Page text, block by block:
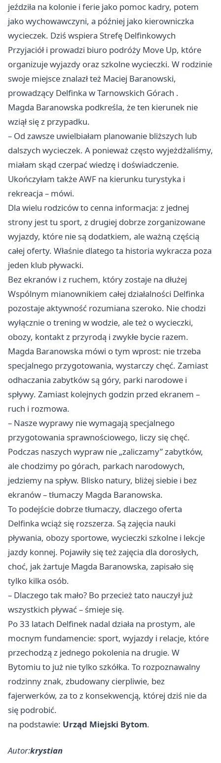
jeździła na kolonie i ferie jako pomoc kadry, potem
jako wychowawczyni, a później jako kierowniczka
wycieczek. Dziś wspiera Strefę Delfinkowych
Przyjaciół i prowadzi biuro podróży Move Up, które
organizuje wyjazdy oraz szkolne wycieczki. W rodzinie
swoje miejsce znalazł też Maciej Baranowski,
prowadzący Delfinka wTarnowskich Górach .
Magda Baranowska podkreśla, że ten kierunek nie
wziął się z przypadku.
– Od zawsze uwielbiałam planowanie bliższych lub
dalszych wycieczek. A ponieważ często wyjeżdżaliśmy,
miałam skąd czerpać wiedzę i doświadczenie.
Ukończyłam także AWF na kierunku turystyka i
rekreacja – mówi.
Dla wielu rodziców to cenna informacja: z jednej
strony jest tu sport, z drugiej dobrze zorganizowane
wyjazdy, które nie są dodatkiem, ale ważną częścią
całej oferty. Właśnie dlatego ta historia wykracza poza
jeden klub pływacki.
Bez ekranów i z ruchem, który zostaje na dłużej
Wspólnym mianownikiem całej działalności Delfinka
pozostaje aktywność rozumiana szeroko. Nie chodzi
wyłącznie o trening w wodzie, ale też o wycieczki,
obozy, kontakt z przyrodą i zwykłe bycie razem.
Magda Baranowska mówi o tym wprost: nie trzeba
specjalnego przygotowania, wystarczy chęć. Zamiast
odhaczania zabytków są góry, parki narodowe i
spływy. Zamiast kolejnych godzin przed ekranem –
ruch i rozmowa.
– Nasze wyprawy nie wymagają specjalnego
przygotowania sprawnościowego, liczy się chęć.
Podczas naszych wypraw nie „zaliczamy” zabytków,
ale chodzimy po górach, parkach narodowych,
jedziemy na spływ. Blisko natury, bliżej siebie i bez
ekranów – tłumaczy Magda Baranowska.
To podejście dobrze tłumaczy, dlaczego oferta
Delfinka wciąż się rozszerza. Są zajęcia nauki
pływania, obozy sportowe, wycieczki szkolne i lekcje
jazdy konnej. Pojawiły się też zajęcia dla dorosłych,
choć, jak żartuje Magda Baranowska, zapisało się
tylko kilka osób.
– Dlaczego tak mało? Bo przecież tato nauczył już
wszystkich pływać – śmieje się.
Po 33 latach Delfinek nadal działa na prostym, ale
mocnym fundamencie: sport, wyjazdy i relacje, które
przechodzą z jednego pokolenia na drugie. W
Bytomiu to już nie tylko szkółka. To rozpoznawalny
rodzinny znak, zbudowany cierpliwie, bez
fajerwerków, za to z konsekwencją, której dziś nie da
się podrobić.
na podstawie: Urząd Miejski Bytom.
Autor:krystian